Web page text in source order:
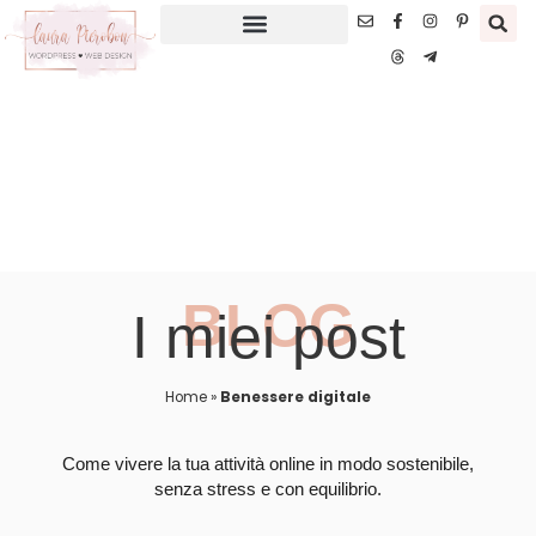
BLOG
I miei post
Home» Benessere digitale
Come vivere la tua attività online in modo sostenibile,
senza stress e con equilibrio.